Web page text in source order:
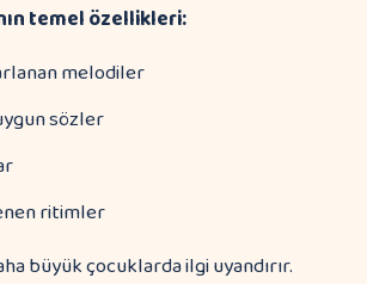
temel özellikleri:
melodiler
sözler
ritimler
büyük çocuklarda ilgi uyandırır.